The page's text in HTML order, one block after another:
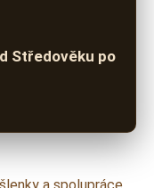
Středověku po